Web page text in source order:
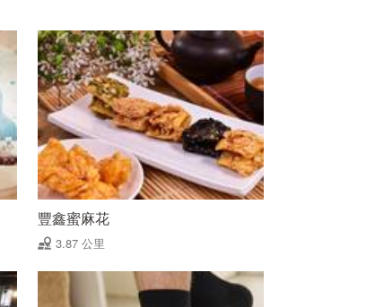
豐鑫蜜麻花
3.87 公里